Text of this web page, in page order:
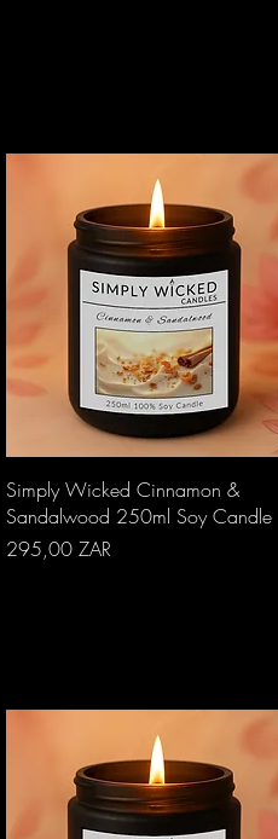
Aperçu rapide
Simply Wicked Cinnamon &
Sandalwood 250ml Soy Candle
Prix
295,00 ZAR